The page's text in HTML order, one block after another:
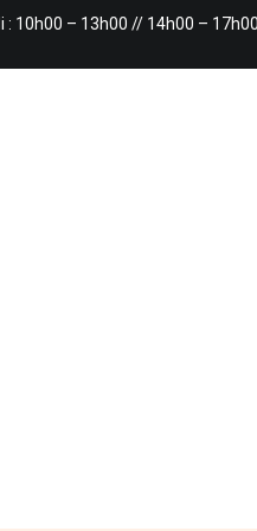
: 10h00 – 13h00 // 14h00 –